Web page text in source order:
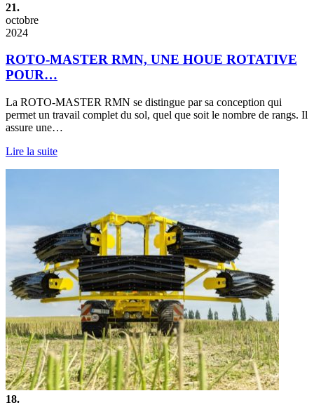
21.
octobre
2024
ROTO-MASTER RMN, UNE HOUE ROTATIVE
POUR…
La ROTO-MASTER RMN se distingue par sa conception qui
permet un travail complet du sol, quel que soit le nombre de rangs. Il
assure une…
Lire la suite
18.